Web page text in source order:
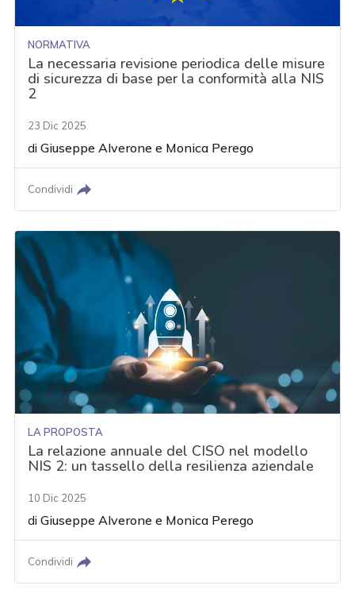
NORMATIVA
La necessaria revisione periodica delle misure
di sicurezza di base per la conformità alla NIS
2
23 Dic 2025
diGiuseppe Alverone e Monica Perego
Condividi
LA PROPOSTA
La relazione annuale del CISO nel modello
NIS 2: un tassello della resilienza aziendale
10 Dic 2025
diGiuseppe Alverone e Monica Perego
Condividi